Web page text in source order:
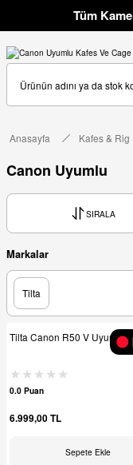
Tüm
Anasayfa Kafes & Rig
Canon Uyumlu
SIRALA
Markalar
Tilta
Tilta Canon R50 V Uyumlu
0.0 Puan
6.999,00 TL
Sepete Ekle